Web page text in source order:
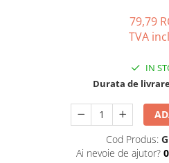
Pompe de circulatie si accesorii
Vase de expansiune termice
Detectoare si regulatoare de gaz
Producere apa calda menajera
Rezervoare de acumulare
79,79
TVA
IN
Durata de
Cod Produs:
Ai nevoie de ajutor?